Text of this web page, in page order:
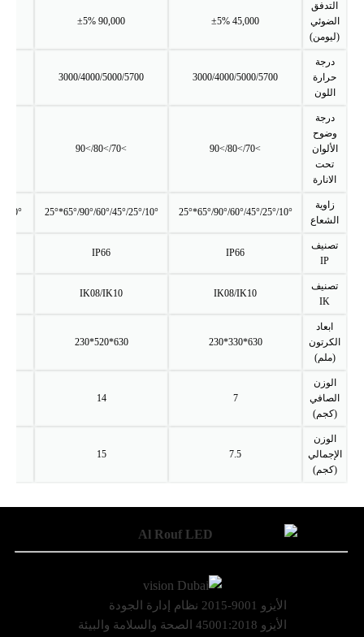
التدفق
الضوئي
(ليومن)
45,000 ±5%
90,000 ±5%
درجة
حرارة
اللون
3000/4000/5000/5700
3000/4000/5000/5700
درجة
وضوح
الألوان
تحت
الانارة
زاوية
الشعاع
10°/25°/45°/60°/90°/65°*25°
10°/25°/45°/60°/90°/65°*25°
10°/25°/45°/60°/90°/65°*25°
تصنيف
IP66
IP66
تصنيف
IK08/IK10
IK08/IK10
ابعاد
الكرتون
(ملم)
630*330*230
630*520*230
الوزن
الصافي
(كجم)
الوزن
الإجمالي
(كجم)
الأيزو 9001-2015 نظام إدارة الجودة
الأيزو 45001:2018 الصحة والسلامة والبيئة